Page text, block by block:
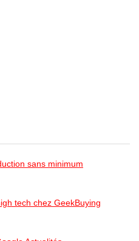
sans minimum
tech chez GeekBuying